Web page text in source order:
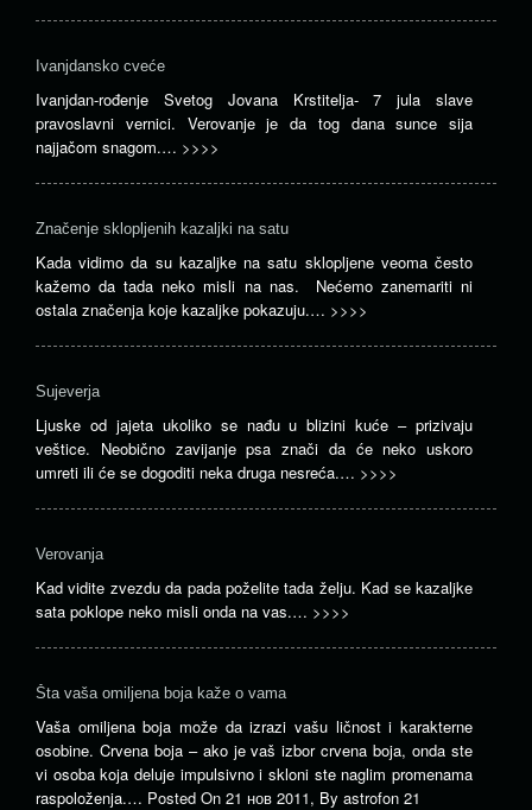
Ivanjdansko cveće
Ivanjdan-rođenje Svetog Jovana Krstitelja- 7 jula slave
pravoslavni vernici. Verovanje je da tog dana sunce sija
najjačom snagom.… >>>>
Značenje sklopljenih kazaljki na satu
Kada vidimo da su kazaljke na satu sklopljene veoma često
kažemo da tada neko misli na nas. Nećemo zanemariti ni
ostala značenja koje kazaljke pokazuju.… >>>>
Sujeverja
Ljuske od jajeta ukoliko se nađu u blizini kuće – prizivaju
veštice. Neobično zavijanje psa znači da će neko uskoro
umreti ili će se dogoditi neka druga nesreća.… >>>>
Verovanja
Kad vidite zvezdu da pada poželite tada želju. Kad se kazaljke
sata poklope neko misli onda na vas.… >>>>
Šta vaša omiljena boja kaže o vama
Vaša omiljena boja može da izrazi vašu ličnost i karakterne
osobine. Crvena boja – ako je vaš izbor crvena boja, onda ste
vi osoba koja deluje impulsivno i skloni ste naglim promenama
raspoloženja.… Posted On 21 нов 2011, By astrofon 21